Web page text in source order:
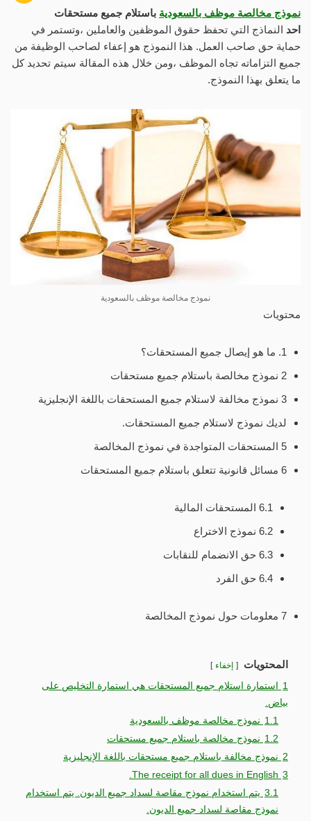
نموذج مخالصة موظف بالسعودية باستلام جميع مستحقات
احد النماذج التي تحفظ حقوق الموظفين والعاملين ،وتستمر في
حماية حق صاحب العمل. هذا النموذج هو إعفاء لصاحب الوظيفة من
جميع التزاماته تجاه الموظف ،ومن خلال هذه المقالة سيتم تحديد كل
ما يتعلق بهذا النموذج.
نموذج مخالصة موظف بالسعودية
محتويات
1. ما هو إيصال جميع المستحقات؟
2 نموذج مخالصة باستلام جميع مستحقات
3 نموذج مخالفة لاستلام جميع المستحقات باللغة الإنجليزية
لديك نموذج لاستلام جميع المستحقات.
5 المستحقات المتواجدة في نموذج المخالصة
6 مسائل قانونية تتعلق باستلام جميع المستحقات
6.1 المستحقات المالية
6.2 نموذج الاختراع
6.3 حق الانضمام للنقابات
6.4 حق الفرد
7 معلومات حول نموذج المخالصة
المحتويات إخفاء
1
استمارة استلام جميع المستحقات هي استمارة التخليص على
بياض.
1.1 نموذج مخالصة موظف بالسعودية
1.2 نموذج مخالصة باستلام جميع مستحقات
2 نموذج مخالفة باستلام جميع مستحقات باللغة الإنجليزية
3
The receipt for all dues in English.
3.1 يتم استخدام نموذج مقاصة لسداد جميع الديون. يتم استخدام
نموذج مقاصة لسداد جميع الديون.